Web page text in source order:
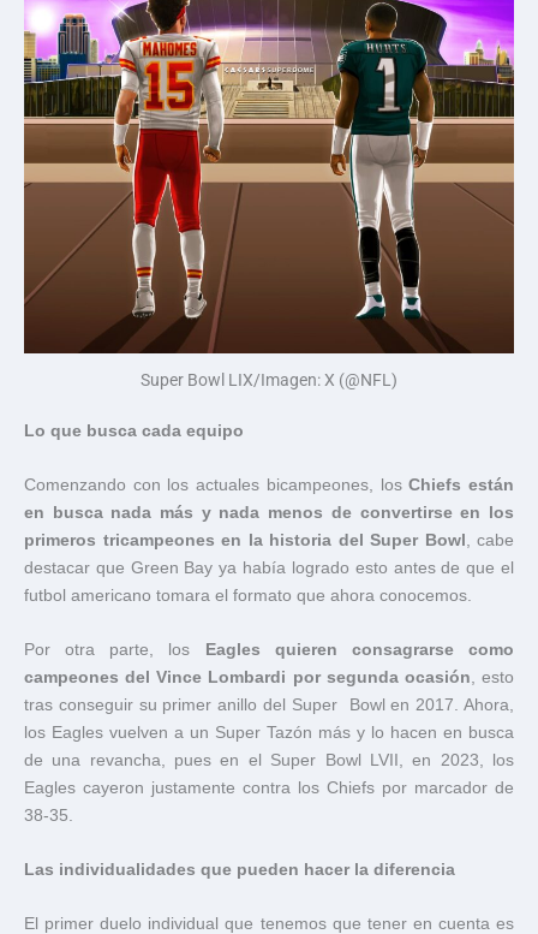
Super Bowl LIX/Imagen: X (@NFL)
Lo que busca cada equipo
Comenzando con los actuales bicampeones, losChiefs están
en busca nada más y nada menos de convertirse en los
primeros tricampeones en la historia del Super Bowl , cabe
destacar que Green Bay ya había logrado esto antes de que el
futbol americano tomara el formato que ahora conocemos.
Por otra parte, los
Eagles quieren consagrarse como
campeones del Vince Lombardi por segunda ocasión, esto
tras conseguir su primer anillo del Super Bowl en 2017. Ahora,
los Eagles vuelven a un Super Tazón más y lo hacen en busca
de una revancha, pues en el Super Bowl LVII, en 2023, los
Eagles cayeron justamente contra los Chiefs por marcador de
38-35.
Las individualidades que pueden hacer la diferencia
El primer duelo individual que tenemos que tener en cuenta es